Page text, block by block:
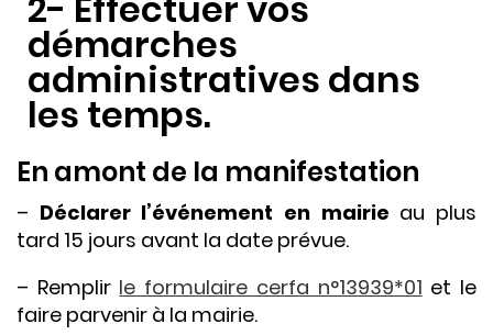
démarches
administratives dans
les temps.
En amont de la manifestation
– Déclarer l’événement en mairie au plus
tard 15 jours avant la date prévue.
– Remplir le formulaire cerfa n°13939*01 et le
faire parvenir à la mairie.